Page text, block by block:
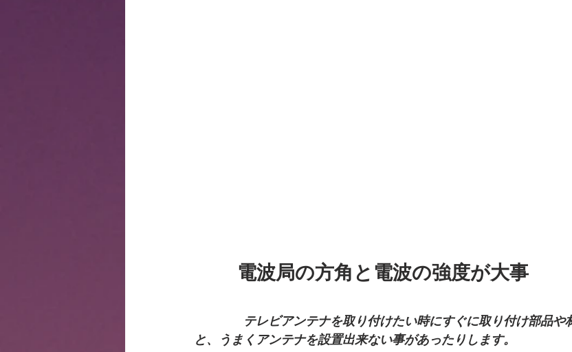
電波局の方角と電波の強度が大事
テレビアンテナを取り付けたい時にすぐに取り付け部品や
と、うまくアンテナを設置出来ない事があったりします。